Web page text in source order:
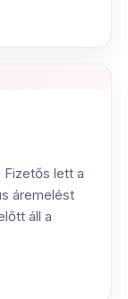
Fizetős lett a
áremelést
áll a